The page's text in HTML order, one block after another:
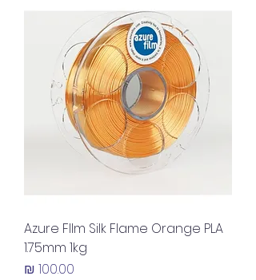
Azure FIlm Silk Flame Orange PLA
1.75mm 1kg
מחיר